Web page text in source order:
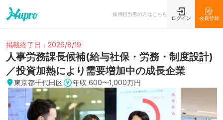
採用担当者の方はこちら
ログイン 会員登録
掲載終了日：2026/8/19
人事労務課長候補(給与社保・労務・制度設計)
／投資加熱により需要増加中の成長企業
東京都千代田区 年収 600〜1,000万円